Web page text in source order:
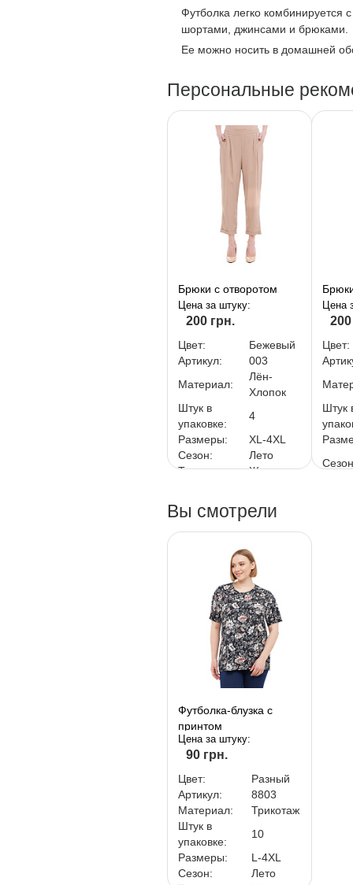
Футболка легко комбинируется
шортами, джинсами и брюками.
Ее можно носить в домашней
Персональные
Брюки с отворотом
Цена за штуку:
200 грн.
Цвет:
Бежевый
Артикул:
003
Материал:
Лён-
Хлопок
Штук в
упаковке:
4
Размеры:
XL-4XL
Сезон:
Лето
Тип:
Женская
Цена
Цвет:
Штук
Вы смотрели
Футболка-блузка с
принтом
Цена за штуку:
90 грн.
Цвет:
Разный
Артикул:
8803
Материал:
Трикотаж
Штук в
упаковке:
10
Размеры:
L-4XL
Сезон:
Лето